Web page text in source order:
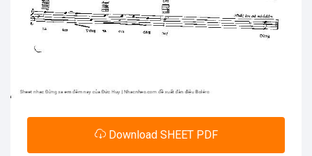
Download SHEET PDF